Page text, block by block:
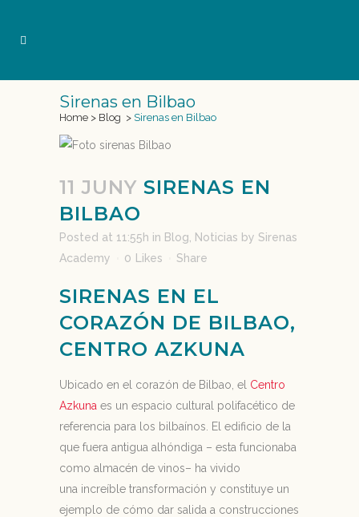
Sirenas en Bilbao
Home > Blog > Sirenas en Bilbao
11 JUNY SIRENAS EN
BILBAO
Posted at 11:55h in Blog Noticias by Sirenas
Academy
0 Likes Share
SIRENAS EN EL
CORAZÓN DE BILBAO,
CENTRO AZKUNA
Ubicado en el corazón de Bilbao, el Centro
Azkuna es un espacio cultural polifacético de
referencia para los bilbaínos. El edificio de la
que fuera antigua alhóndiga – esta funcionaba
como almacén de vinos– ha vivido
una increíble transformación y constituye un
ejemplo de cómo dar salida a construcciones